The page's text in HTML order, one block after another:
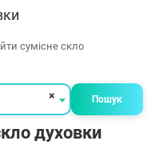
сумісне скло
× Пошук
духовки